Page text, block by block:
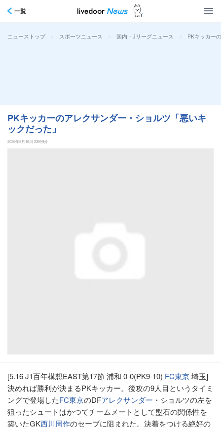
一覧
ニューストップ > スポーツニュース > 国内・Jリーグニュース > PKキッカー
PKキッカーのアレクサンダー・ショルツ「悪いキ
ックだった」
2026年5月16日 23時9分
[5.16 J1百年構想EAST第17節 浦和 0-0(PK9-10) FC東京埼玉]
決めれば勝利が決まるPKキッカー。後攻の9人目というタイミ
ングで登場したFC東京のDFアレクサンダー ・ショルツの左を
狙ったシュートはかつてチームメートとして盤石の関係性を
築いたGK西川周作のセーブに阻まれた。決着をつける絶好の